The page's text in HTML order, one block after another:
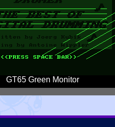
GT65 Green Monitor